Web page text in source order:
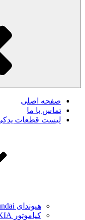
صفحه اصلی
تماس با ما
لیست قطعات
هیوندای Hyundai
کیاموتور KIA